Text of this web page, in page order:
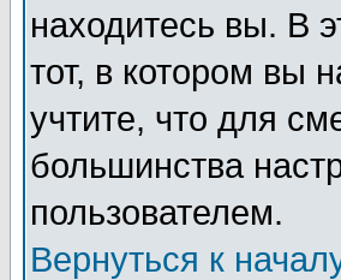
находитесь вы. В
тот, в котором вы
учтите, что для
большинства
пользователем.
Вернуться к